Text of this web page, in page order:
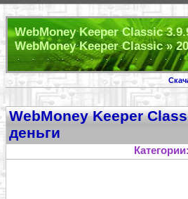
WebMoney Keeper Classic
WebMoney Keeper Classic »
WebMoney Keeper
деньги